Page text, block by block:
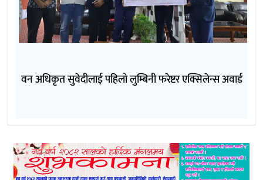
वन अधिकृत सुवेदीलाई पहिलो लुम्बिनी फरेष्टर एक्सिलेन्स अवार्ड